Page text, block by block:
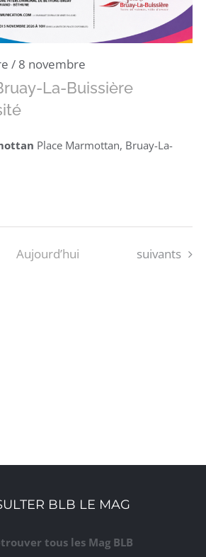
/ 8 novembre
La-Buissière
Place Marmottan, Bruay-La-
Aujourd’hui Évènements
suivants
BLB LE MAG
tous les Mag BLB